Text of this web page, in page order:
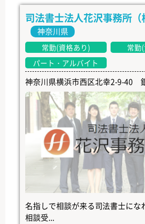
司法書士法人花沢事務所（
神奈川県
常勤(資格あり)
常勤
パート・アルバイト
神奈川県横浜市西区北幸2-9-40
名指しで相談が来る司法書士にな
相談受...